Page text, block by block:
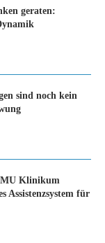
geraten:
sind noch kein
Klinikum
Assistenzsystem für